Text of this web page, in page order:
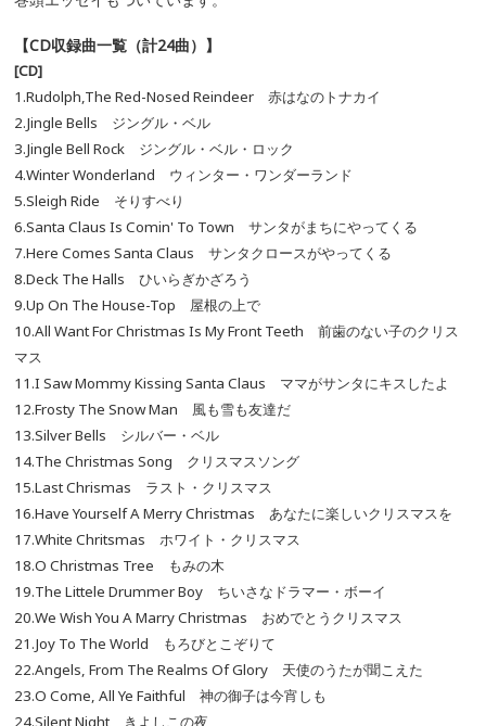
【CD収録曲一覧（計24曲） 】
[CD]
1.Rudolph,The Red-Nosed Reindeer 赤はなのトナカイ
2.Jingle Bells ジングル・ベル
3.Jingle Bell Rock ジングル・ベル・ロック
4.Winter Wonderland ウィンター・ワンダーランド
5.Sleigh Ride そりすべり
6.Santa Claus Is Comin' To Town サンタがまちにやってくる
7.Here Comes Santa Claus サンタクロースがやってくる
8.Deck The Halls ひいらぎかざろう
9.Up On The House-Top 屋根の上で
10.All Want For Christmas Is My Front Teeth 前歯のない子のクリス
マス
11.I Saw Mommy Kissing Santa Claus ママがサンタにキスしたよ
12.Frosty The Snow Man 風も雪も友達だ
13.Silver Bells シルバー・ベル
14.The Christmas Song クリスマスソング
15.Last Chrismas ラスト・クリスマス
16.Have Yourself A Merry Christmas あなたに楽しいクリスマスを
17.White Chritsmas ホワイト・クリスマス
18.O Christmas Tree もみの木
19.The Littele Drummer Boy ちいさなドラマー・ボーイ
20.We Wish You A Marry Christmas おめでとうクリスマス
21.Joy To The World もろびとこぞりて
22.Angels, From The Realms Of Glory 天使のうたが聞こえた
23.O Come, All Ye Faithful 神の御子は今宵しも
24.Silent Night きよしこの夜